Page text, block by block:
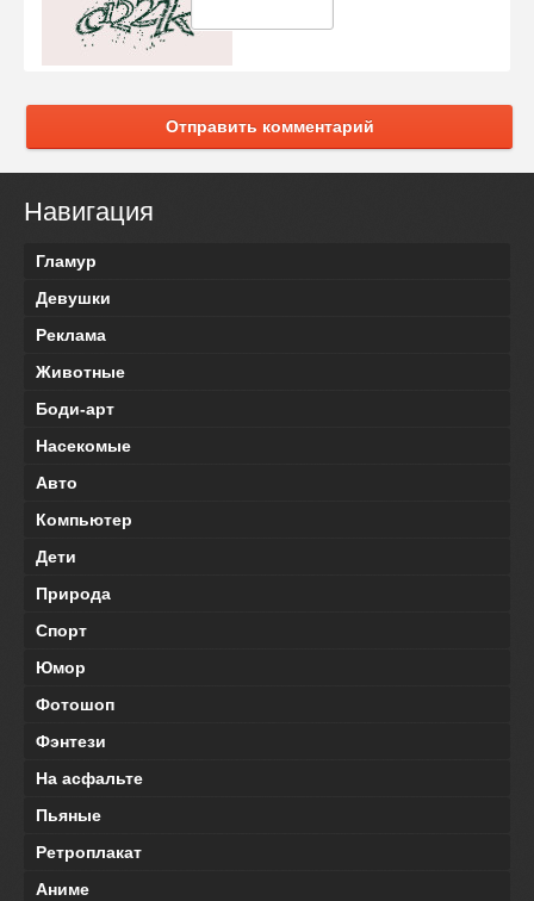
Отправить комментарий
Навигация
Гламур
Девушки
Реклама
Животные
Боди-арт
Насекомые
Авто
Компьютер
Дети
Природа
Спорт
Юмор
Фотошоп
Фэнтези
На асфальте
Пьяные
Ретроплакат
Аниме